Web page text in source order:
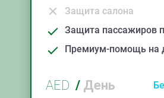
Защита салона
Защита пассажиров
Премиум-помощь на
AED / День